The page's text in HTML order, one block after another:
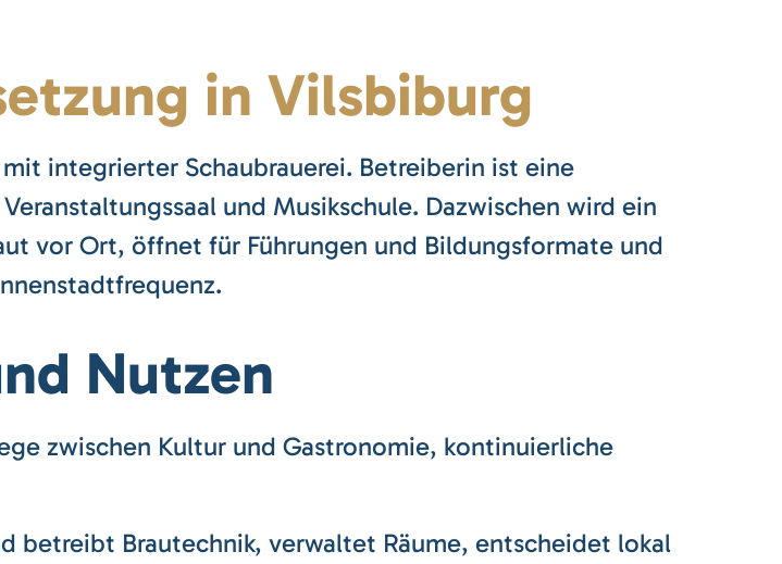
in Vilsbiburg
integrierter Schaubrauerei. Betreiberin ist eine
und Musikschule. Dazwischen wird ein
vor Ort, öffnet für Führungen und Bildungsformate und
Nutzen
zwischen Kultur und Gastronomie, kontinuierliche
betreibt Brautechnik, verwaltet Räume, entscheidet lokal